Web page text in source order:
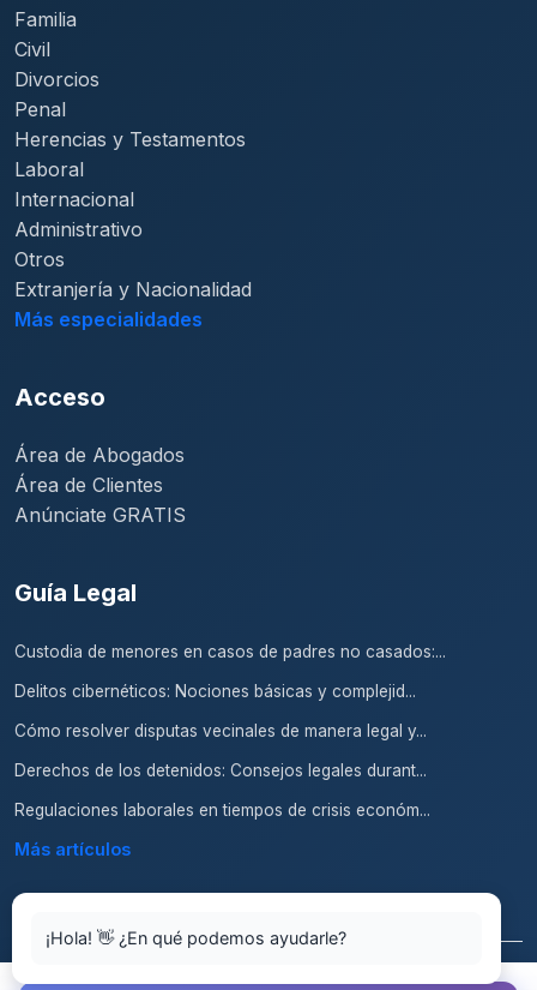
Familia
Civil
Divorcios
Penal
Herencias y Testamentos
Laboral
Internacional
Administrativo
Otros
Extranjería y Nacionalidad
Más especialidades
Acceso
Área de Abogados
Área de Clientes
Anúnciate GRATIS
Guía Legal
Custodia de menores en casos de padres no casados:...
Delitos cibernéticos: Nociones básicas y complejid...
Cómo resolver disputas vecinales de manera legal y...
Derechos de los detenidos: Consejos legales durant...
Regulaciones laborales en tiempos de crisis económ...
Más artículos
© 2026 Abogados.top. Todos los derechos reservados.
¡Hola! 👋 ¿En qué podemos ayudarle?